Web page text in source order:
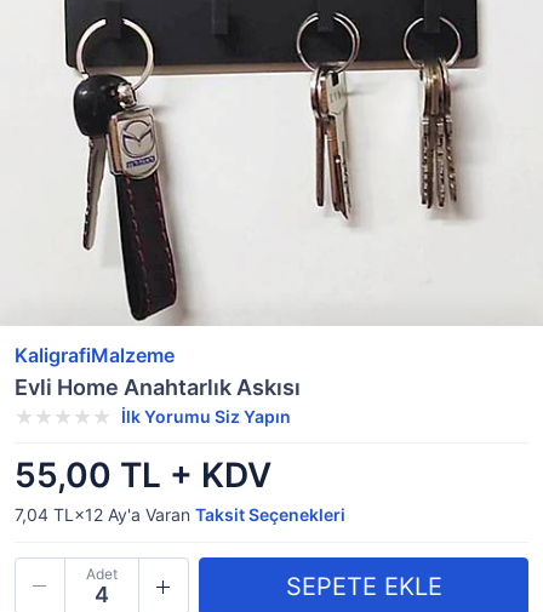
KaligrafiMalzeme
Evli Home Anahtarlık Askısı
İlk Yorumu Siz Yapın
55,00 TL + KDV
7,04 TL×12 Ay'a Varan Taksit Seçenekleri
Adet